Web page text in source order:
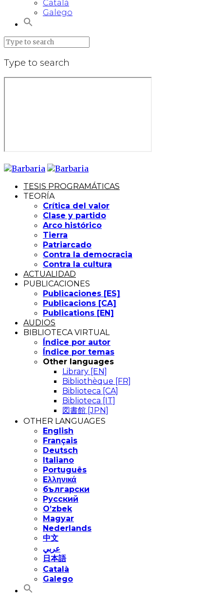
Català
Galego
Type to search
TESIS PROGRAMÁTICAS
TEORÍA
Crítica del valor
Clase y partido
Arco histórico
Tierra
Patriarcado
Contra la democracia
Contra la cultura
ACTUALIDAD
PUBLICACIONES
Publicaciones [ES]
Publicacions [CA]
Publications [EN]
AUDIOS
BIBLIOTECA VIRTUAL
Índice por autor
Índice por temas
Other languages
Library [EN]
Bibliothèque [FR]
Biblioteca [CA]
Biblioteca [IT]
図書館 [JPN]
OTHER LANGUAGES
English
Français
Deutsch
Italiano
Português
Eλληνικά
български
Русский
O’zbek
Magyar
Nederlands
中文
عربي
日本語
Català
Galego